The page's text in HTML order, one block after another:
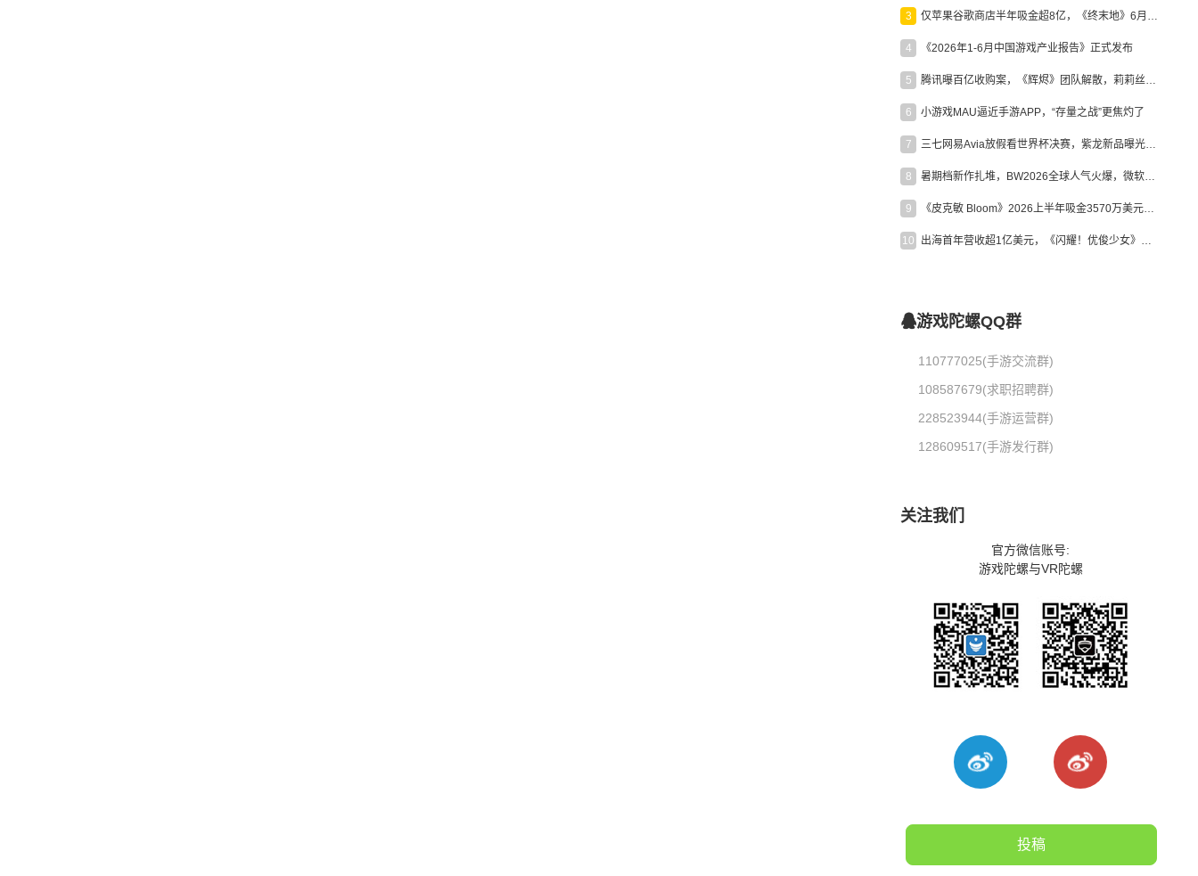
3 仅苹果谷歌商店半年吸金超8亿，《终末地》6月份收入显著回暖
4 《2026年1-6月中国游戏产业报告》正式发布
5 腾讯曝百亿收购案，《辉烬》团队解散，莉莉丝新作曝光｜陀螺周报
6 小游戏MAU逼近手游APP，“存量之战”更焦灼了
7 三七网易Avia放假看世界杯决赛，紫龙新品曝光，米哈游新作上线 | 陀螺周报
8 暑期档新作扎堆，BW2026全球人气火爆，微软XBOX大裁员|陀螺周报
9 《皮克敏 Bloom》2026上半年吸金3570万美元，中国台湾成最大市场
10 出海首年营收超1亿美元，《闪耀！优俊少女》美国市场占比达七成
游戏陀螺QQ群
110777025(手游交流群)
108587679(求职招聘群)
228523944(手游运营群)
128609517(手游发行群)
关注我们
官方微信账号:
游戏陀螺与VR陀螺
投稿